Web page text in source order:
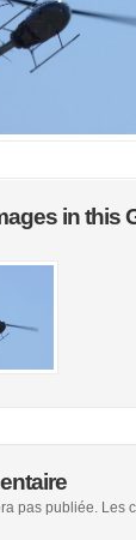
in this
pas publiée. Les